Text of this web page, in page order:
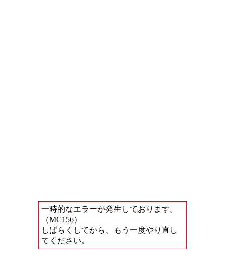
一時的なエラーが発生しております。
（MC156）
しばらくしてから、もう一度やり直し
てください。